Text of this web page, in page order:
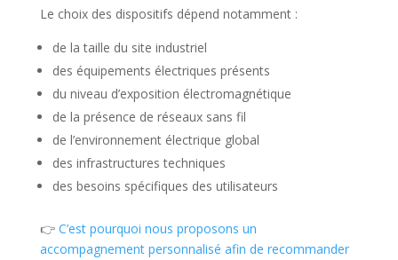
Le choix des dispositifs dépend notamment :
de la taille du site industriel
des équipements électriques présents
du niveau d’exposition électromagnétique
de la présence de réseaux sans fil
de l’environnement électrique global
des infrastructures techniques
des besoins spécifiques des utilisateurs
👉 C’est pourquoi nous proposons un
accompagnement personnalisé afin de recommander